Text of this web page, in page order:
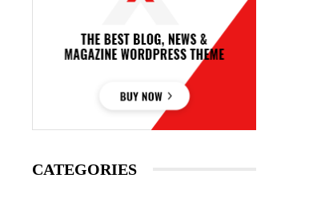
CATEGORIES